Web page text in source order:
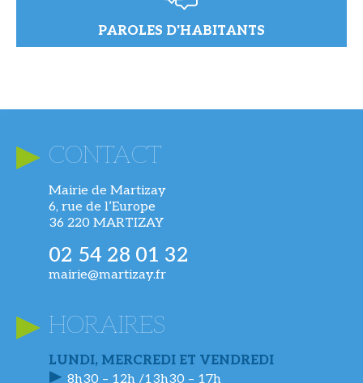
PAROLES D'HABITANTS
CONTACT
Mairie de Martizay
6, rue de l’Europe
36 220 MARTIZAY
02 54 28 01 32
mairie@martizay.fr
HORAIRES
LUNDI, MERCREDI ET VENDREDI
8h30 – 12h /13h30 – 17h